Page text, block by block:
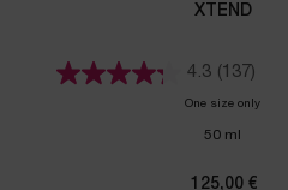
H.C.F. Triple Serum 50ml
XTEND
4.3 (137)
One size only
50 ml
125,00 €